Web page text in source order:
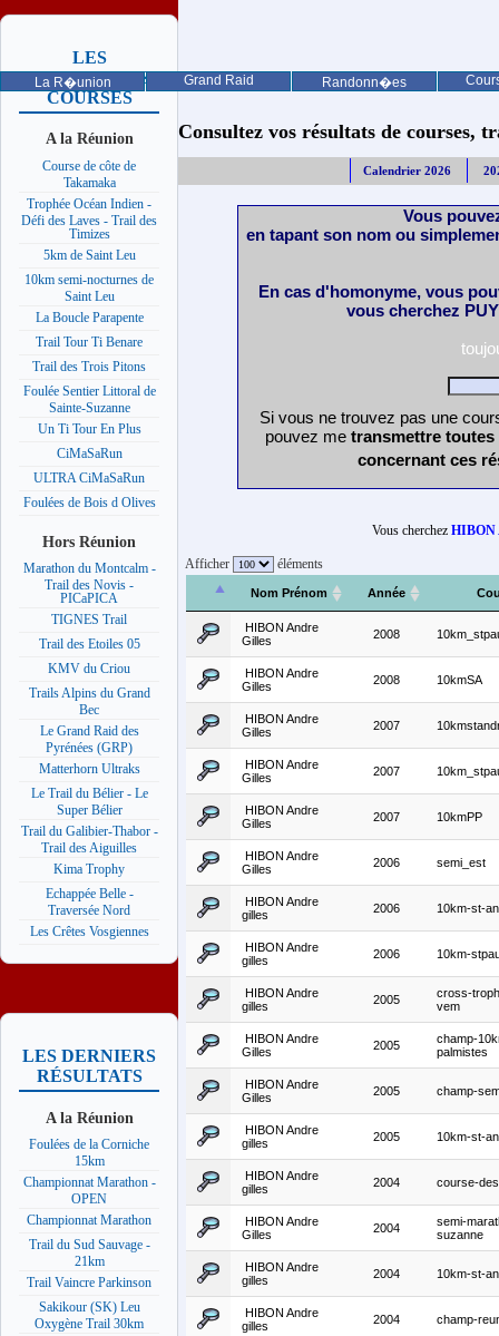
La R�union Grand Raid Randonn�es
LES
PROCHAINES
COURSES
A la Réunion
Course de côte de
Takamaka
Trophée Océan Indien -
Défi des Laves - Trail des
Timizes
5km de Saint Leu
10km semi-nocturnes de
Saint Leu
La Boucle Parapente
Trail Tour Ti Benare
Trail des Trois Pitons
Foulée Sentier Littoral de
Sainte-Suzanne
Un Ti Tour En Plus
CiMaSaRun
ULTRA CiMaSaRun
Foulées de Bois d Olives
Hors Réunion
Marathon du Montcalm -
Trail des Novis -
PICaPICA
TIGNES Trail
Trail des Etoiles 05
KMV du Criou
Trails Alpins du Grand
Bec
Le Grand Raid des
Pyrénées (GRP)
Matterhorn Ultraks
Le Trail du Bélier - Le
Super Bélier
Trail du Galibier-Thabor -
Trail des Aiguilles
Kima Trophy
Echappée Belle -
Traversée Nord
Les Crêtes Vosgiennes
LES DERNIERS
RÉSULTATS
A la Réunion
Foulées de la Corniche
15km
Championnat Marathon -
OPEN
Championnat Marathon
Trail du Sud Sauvage -
21km
Trail Vaincre Parkinson
Sakikour (SK) Leu
Oxygène Trail 30km
Consultez vos résultats de courses,
Calendrier 2026
Vous
en tapant son nom ou
En cas d'homonyme, vous
vous cherchez
Si vous ne trouvez pas une
pouvez me transmettre
concernant ces
Vous cherchez HIBON
Afficher éléments
Nom Prénom Année
HIBON Andre
Gilles
2008
HIBON Andre
Gilles
2008 10kmSA
HIBON Andre
Gilles
2007
HIBON Andre
Gilles
2007
HIBON Andre
Gilles
2007 10kmPP
HIBON Andre
Gilles
2006 semi_est
HIBON Andre
gilles
2006 10km-st-
HIBON Andre
gilles
2006 10km-
HIBON Andre
gilles
2005
cross-
vem
HIBON Andre
Gilles
2005
champ-
palmistes
HIBON Andre
Gilles
2005 champ-
HIBON Andre
gilles
2005 10km-st-
HIBON Andre
gilles
2004 course-
HIBON Andre
Gilles
2004
semi-
suzanne
HIBON Andre
gilles
2004 10km-st-
HIBON Andre
gilles
2004 champ-